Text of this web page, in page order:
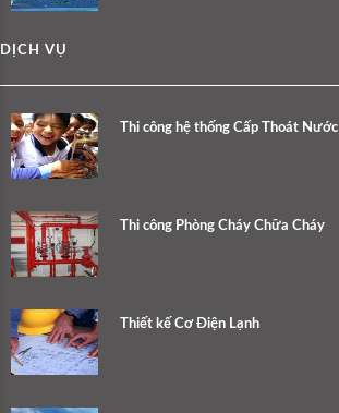
DỊCH VỤ
Thi công hệ thống Cấp Thoát Nước
Thi công Phòng Cháy Chữa Cháy
Thiết kế Cơ Điện Lạnh